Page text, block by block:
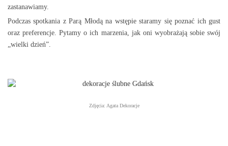
zastanawiamy.
Podczas spotkania z Parą Młodą na wstępie staramy się poznać ich gust
oraz preferencje. Pytamy o ich marzenia, jak oni wyobrażają sobie swój
„wielki dzień”.
Zdjęcia: Agata Dekoracje